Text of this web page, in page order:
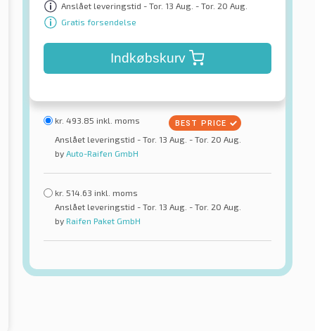
Anslået leveringstid - Tor. 13 Aug. - Tor. 20 Aug.
Gratis forsendelse
Indkøbskurv
kr. 493.85 inkl. moms
Anslået leveringstid - Tor. 13 Aug. - Tor. 20 Aug.
by Auto-Raifen GmbH
kr. 514.63 inkl. moms
Anslået leveringstid - Tor. 13 Aug. - Tor. 20 Aug.
by Raifen Paket GmbH